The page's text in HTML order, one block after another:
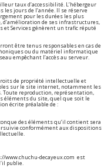
taux d’accessibilité. L’hébergeur
jours de l’année. Il se réserve
pour les durées les plus
d’amélioration de ses infrastructures,
Services génèrent un trafic réputé
être tenus responsables en cas de
ou du matériel informatique
empêchant l’accès au serveur.
de propriété intellectuelle et
sur le site internet, notamment les
Toute reproduction, représentation,
éléments du site, quel que soit le
écrite préalable de :
des éléments qu’il contient sera
conformément aux dispositions
www.chuchu-decayeux.com est
publie.